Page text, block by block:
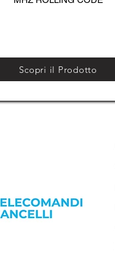
Scopri il Prodotto